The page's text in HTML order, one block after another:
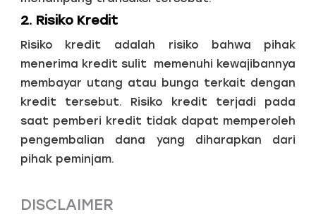
2. Risiko Kredit
Risiko kredit adalah risiko bahwa pihak
menerima kredit sulit memenuhi kewajibannya
membayar utang atau bunga terkait dengan
kredit tersebut. Risiko kredit terjadi pada
saat pemberi kredit tidak dapat memperoleh
pengembalian dana yang diharapkan dari
pihak peminjam.
DISCLAIMER